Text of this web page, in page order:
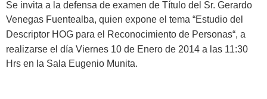
Se invita a la defensa de examen de Título del Sr. Gerardo
Venegas Fuentealba, quien expone el tema “Estudio del
Descriptor HOG para el Reconocimiento de Personas“, a
realizarse el día Viernes 10 de Enero de 2014 a las 11:30
Hrs en la Sala Eugenio Munita.